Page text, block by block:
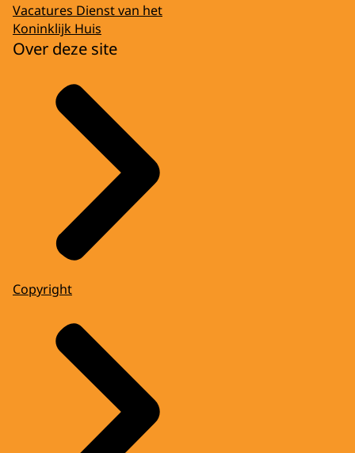
Vacatures Dienst van het
Koninklijk Huis
Over deze site
Copyright